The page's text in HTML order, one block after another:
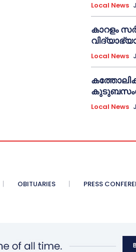
Local News
കാറളം
Local News
Local News
OBITUARIES PRESS